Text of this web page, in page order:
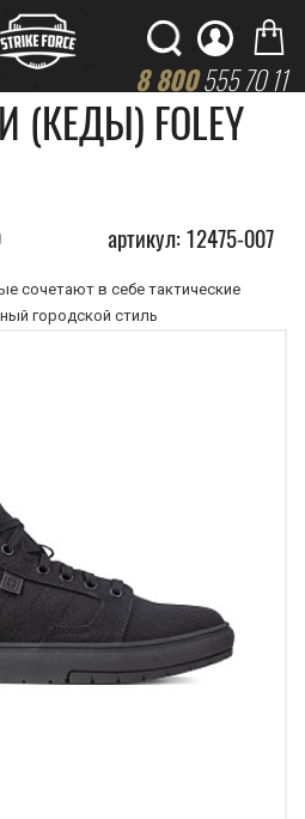
8 800555 70 11
(КЕДЫ) FOLEY
артикул: 12475-007
сочетают в себе тактические
городской стиль